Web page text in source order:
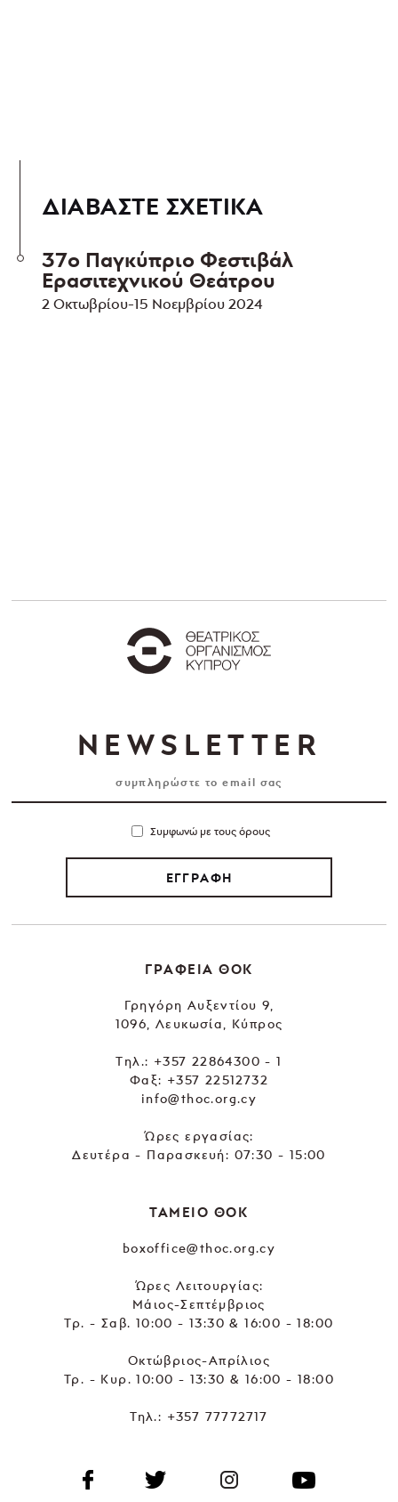
ΔΙΑΒΑΣΤΕ ΣΧΕΤΙΚΑ
37ο Παγκύπριο Φεστιβάλ
Ερασιτεχνικού Θεάτρου
2 Οκτωβρίου-15 Νοεμβρίου 2024
NEWSLETTER
Συμφωνώ με τους όρους
ΕΓΓΡΑΦΗ
ΓΡΑΦΕΙΑ ΘΟΚ
Γρηγόρη Αυξεντίου 9,
1096, Λευκωσία, Κύπρος
Tηλ.: +357 22864300 - 1
Φαξ: +357 22512732
info@thoc.org.cy
Ώρες εργασίας:
Δευτέρα - Παρασκευή: 07:30 - 15:00
ΤΑΜΕΙΟ ΘΟΚ
boxoffice@thoc.org.cy
Ώρες Λειτουργίας:
Μάιος-Σεπτέμβριος
Τρ. - Σαβ. 10:00 - 13:30 & 16:00 - 18:00
Οκτώβριος-Απρίλιος
Τρ. - Κυρ. 10:00 - 13:30 & 16:00 - 18:00
Τηλ.: +357 77772717